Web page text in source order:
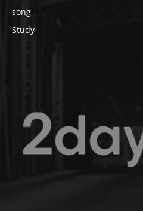
song
Study